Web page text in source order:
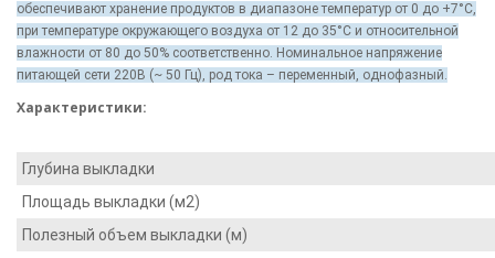
обеспечивают хранение продуктов в диапазоне температур от 0 до +7°С,
при температуре окружающего воздуха от 12 до 35°С и относительной
влажности от 80 до 50% соответственно. Номинальное напряжение
питающей сети 220В (~ 50 Гц), род тока – переменный, однофазный.
Характеристики:
Глубина выкладки
Площадь выкладки (м2)
Полезный объем выкладки (м)